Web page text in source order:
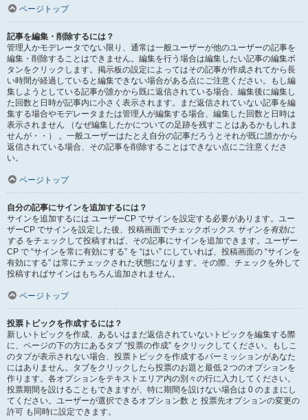
ページトップ
記事を編集・削除するには？
管理人かモデレータでない限り、通常は一般ユーザーが他のユーザーの記事を
編集・削除することはできません。編集を行う場合は編集したい記事の編集ボ
タンをクリックします。掲示板の設定によってはその記事が作成されてから長
い時間が経過していると編集できない場合がある点にご注意ください。もし編
集しようとしている記事が誰かから既に返信されている場合、編集後に編集し
た回数と日時が記事内に小さく表示されます。まだ返信されていない記事を編
集する場合やモデレータまたは管理人が編集する場合、編集した回数と日時は
表示されません （なぜ編集したかについての足跡を残すことはあるかもしれま
せんが・・） 。一般ユーザーはたとえ自分の記事だろうとそれが既に誰かから
返信されている場合、その記事を削除することはできない点にご注意くださ
い。
ページトップ
自分の記事にサインを追加するには？
サインを追加するには ユーザーCP でサインを設定する必要があります。ユー
ザーCP でサインを設定した後、投稿画面でチェックボックス サインを有効に
する をチェックして投稿すれば、その記事にサインを追加できます。ユーザー
CP で “サインを常に有効にする” を “はい” にしていれば、投稿画面の “サインを
有効にする” は常にチェックされた状態になります。その際、チェックを外して
投稿すればサインはもちろん追加されません。
ページトップ
投票トピックを作成するには？
新しいトピックを作成、あるいはまだ返信されていないトピックを編集する際
に、ページの下の方にあるタブ “投票の作成” をクリックしてください。もしこ
のタブが表示されない場合、投票トピックを作成するパーミッションがあなた
にはありません。タブをクリックしたら投票のお題と最低２つのオプションを
作ります。各オプションをテキストエリア内の別々の行に入力してください。
投票期間を設けることもできますが、特に期間を設けない場合は 0 のままにし
てください。ユーザーが選択できるオプション数 と 投票先オプションの変更の
許可 も同時に設定できます。